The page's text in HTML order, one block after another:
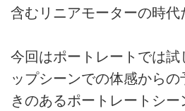
含むリニアモーターの時代
今回はポートレートでは試
ップシーンでの体感から
きのあるポートレートシ